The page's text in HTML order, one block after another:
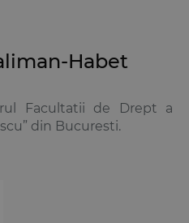
Habet
Facultatii de Drept a
din Bucuresti.